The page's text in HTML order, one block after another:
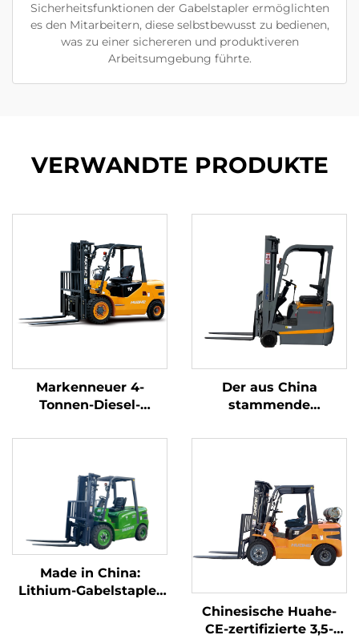
Sicherheitsfunktionen der Gabelstapler ermöglichten
es den Mitarbeitern, diese selbstbewusst zu bedienen,
was zu einer sichereren und produktiveren
Arbeitsumgebung führte.
VERWANDTE PRODUKTE
Markenneuer 4-
Tonnen-Diesel-
hochwertigem
Motor
Der aus China
stammende
gewichtsoptimierte
Tonne Tragfähigkeit
ist preisgünstig.
Made in China:
Lithium-Gabelstapler
Chinesische Huahe-
CE-zertifizierte 3,5-